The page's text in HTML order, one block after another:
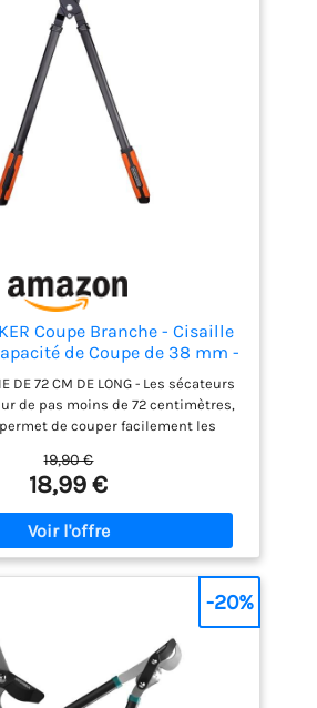
1001640), Design finlandais
Fiskars Coupe-branches à lames
L78, Longueur: 70 cm, Poids: 1,06
Acier de précision/Revêtement
Couleur: Noir/Orange, 1000584
Coupe Branche - Cisaille
de Coupe de 38 mm -
72 cm - Avec Revêtement
sur les Lames de Coupe -
Noir/Orange
DE 72 CM DE LONG - Les sécateurs
de pas moins de 72 centimètres,
de couper facilement les
à ses lames tranchantes, le
couper des branches d'une
de 38 millimètres, vous
d'éliminer sans effort même les
CISAILLE DE JARDIN AVEC
- Cet outil puissant de
d'un revêtement antiadhésif sur
ce qui permet non seulement
couper facilement à travers les
empêche également tout résidu
19,90 €
18,99 €
-20%